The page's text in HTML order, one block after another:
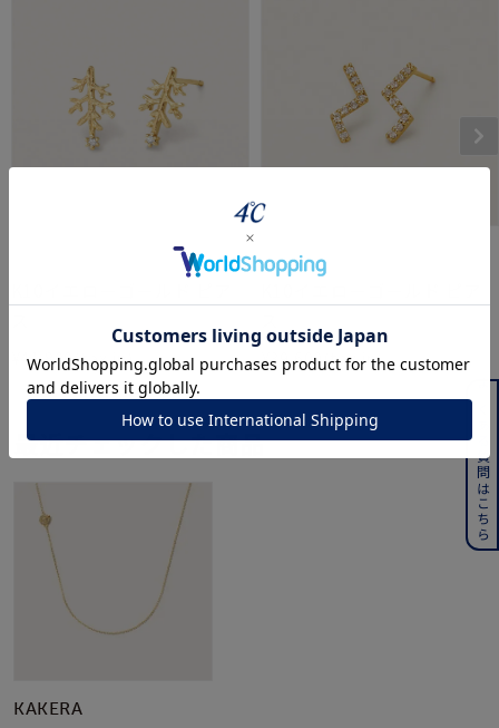
41,800
KAKERA
¥39,600
最近チェックした商品
KAKERA
よくある質問はこちら